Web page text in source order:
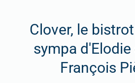
Clover, le
sympa
François